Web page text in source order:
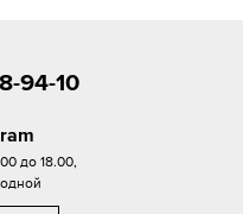
94-10
до 18.00,